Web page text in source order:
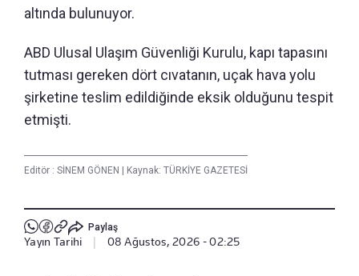
altında bulunuyor.
ABD Ulusal Ulaşım Güvenliği Kurulu, kapı tapasını
tutması gereken dört cıvatanın, uçak hava yolu
şirketine teslim edildiğinde eksik olduğunu tespit
etmişti.
Editör : SİNEM GÖNEN | Kaynak: TÜRKİYE GAZETESİ
Paylaş
Yayın Tarihi 08 Ağustos, 2026 - 02:25